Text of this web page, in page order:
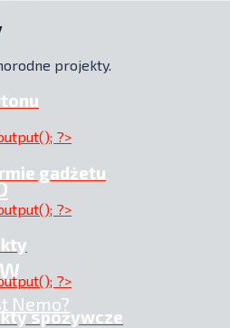
Nemo?
projekty.
gadżetu
spożywcze